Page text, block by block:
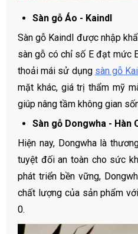
Sàn gỗ Áo - Kaindl
Sàn gỗ Kaindl được nhập
sàn gỗ có chỉ số E đạt mức
thoải mái sử dụng sàn gỗ
mặt khác, giá trị thẩm mỹ
giúp nâng tầm không gian
Sàn gỗ Dongwha - Hàn
Hiện nay, Dongwha là
tuyệt đối an toàn cho sức
phát triển bền vững,
chất lượng của sản phẩm
0.